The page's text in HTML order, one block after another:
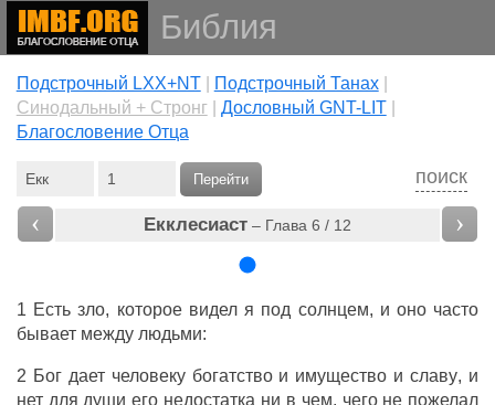
Библия
Подстрочный LXX+NT| Подстрочный Танах|
Cинодальный + Стронг| Дословный GNT-LIT|
Благословение Отца
поиск
Перейти
‹ Екклесиаст– Глава 6 / 12 ›
1 Есть зло, которое виделя под солнцем, и оно часто
бывает между людьми:
2 Бог дает человеку богатствои имущество иславу, и
нет для души его недостатка ни в чем, чего не пожелал